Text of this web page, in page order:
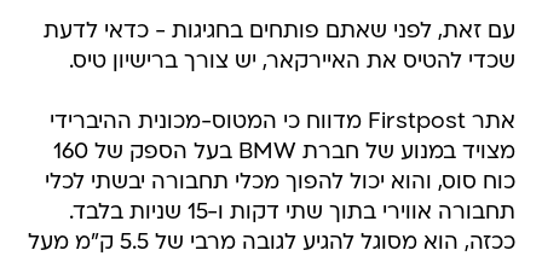
עם זאת, לפני שאתם פותחים בחגיגות - כדאי לדעת
שכדי להטיס את האיירקאר, יש צורך ברישיון טיס.
אתר Firstpost מדווח כי המטוס-מכונית ההיברידי
מצויד במנוע של חברת BMW בעל הספק של 160
כוח סוס, והוא יכול להפוך מכלי תחבורה יבשתי לכלי
תחבורה אווירי בתוך שתי דקות ו-15 שניות בלבד.
ככזה, הוא מסוגל להגיע לגובה מרבי של 5.5 ק"מ מעל